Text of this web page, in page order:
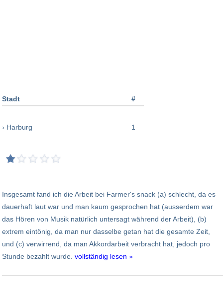
Stadt #
› Harburg 1
Insgesamt fand ich die Arbeit bei Farmer's snack (a) schlecht, da es
dauerhaft laut war und man kaum gesprochen hat (ausserdem war
das Hören von Musik natürlich untersagt während der Arbeit), (b)
extrem eintönig, da man nur dasselbe getan hat die gesamte Zeit,
und (c) verwirrend, da man Akkordarbeit verbracht hat, jedoch pro
Stunde bezahlt wurde. vollständig lesen »